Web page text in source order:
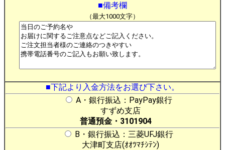
■備考欄
（最大1000文字）
■下記より入金方法をお選び下さい。
A・銀行振込：PayPay銀行
すずめ支店
普通預金・3101904
B・銀行振込：三菱UFJ銀行
大津町支店(ｵｵﾂﾏﾁｼﾃﾝ)